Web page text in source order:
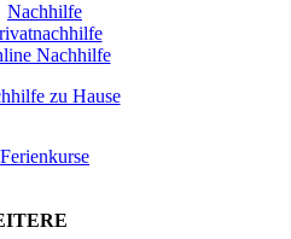
Nachhilfe
Nachhilfe
zu Hause
Ferienkurse